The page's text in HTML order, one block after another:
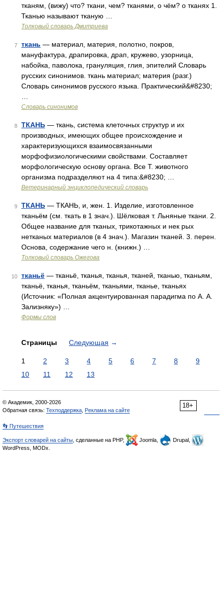
тканям, (вижу) что? ткани, чем? тканями, о чём? о тканях 1.
Тканью называют тканую …
Толковый словарь Дмитриева
7 ткань — материал, материя, полотно, покров,
мануфактура, драпировка, драп, кружево, узорница,
набойка, паволока, грануляция, глия, эпителий Словарь
русских синонимов. ткань материал; материя (разг.)
Словарь синонимов русского языка. Практический&#8230;
Словарь синонимов
8 ТКАНЬ — ткань, система клеточных структур и их
производных, имеющих общее происхождение и
характеризующихся взаимосвязанными
морфофизиологическими свойствами. Составляет
морфологическую основу органа. Все Т. животного
организма подразделяют на 4 типа:&#8230; …
Ветеринарный энциклопедический словарь
9 ТКАНЬ — ТКАНЬ, и, жен. 1. Изделие, изготовленное
тканьём (см. ткать в 1 знач.). Шёлковая т. Льняные ткани. 2.
Общее название для тканых, трикотажных и нек рых
нетканых материалов (в 4 знач.). Магазин тканей. 3. перен.
Основа, содержание чего н. (книжн.) …
Толковый словарь Ожегова
10 тканьё — тканьё, тканья, тканья, тканей, тканью, тканьям,
тканьё, тканья, тканьём, тканьями, тканье, тканьях
(Источник: «Полная акцентуированная парадигма по А. А.
Зализняку») …
Формы слов
Страницы Следующая →
1 2 3 4 5 6 7 8
9
10
11 12 13
18+
© Академик, 2000-2026
Обратная связь: Техподдержка Реклама на сайте
👣 Путешествия
Экспорт словарей на сайты , сделанные на PHP, Joomla,
Drupal,
WordPress, MODx.